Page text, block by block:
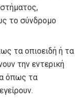
το σύνδρομο
τα οπιοειδή ή τα
την εντερική
όπως τα